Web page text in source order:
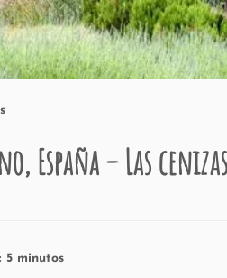
España – Las
5 minutos